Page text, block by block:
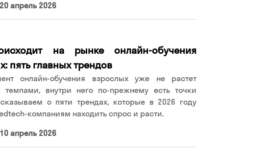
20 апрель 2026
на рынке онлайн-обучения
пять главных трендов
онлайн-обучения взрослых уже не растет
внутри него по-прежнему есть точки
о пяти трендах, которые в 2026 году
компаниям находить спрос и расти.
10 апрель 2026